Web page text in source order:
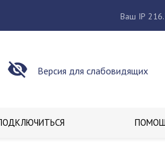
Ваш IP
Версия для слабовидящих